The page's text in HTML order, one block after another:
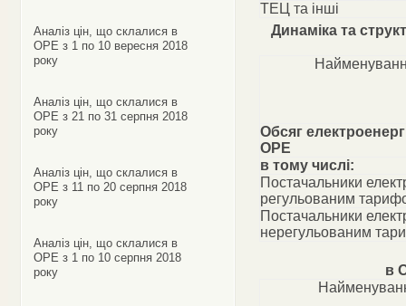
Аналіз цін, що склалися в
ОРЕ з 1 по 10 вересня 2018
року
Аналіз цін, що склалися в
ОРЕ з 21 по 31 серпня 2018
року
Аналіз цін, що склалися в
ОРЕ з 11 по 20 серпня 2018
року
Аналіз цін, що склалися в
ОРЕ з 1 по 10 серпня 2018
року
ТЕЦ та інші
Динаміка та
Обсяг
ОРЕ
в тому числі:
Постачальники
регульованим
Постачальники
нерегульованим
в